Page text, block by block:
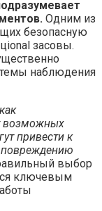
Одним из
безопасную
засовы.
наблюдения
возможных
привести к
выбор
ключевым